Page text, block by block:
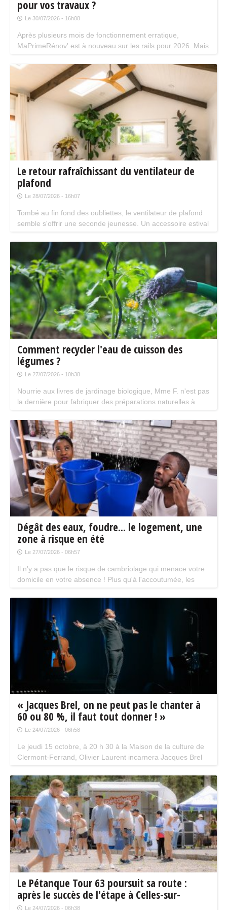
pour vos travaux ?
Le 30/07/2026 - 16h08
Après plusieurs mois de fonctionnement erratique,
MaPrimeRénov' est à nouveau sur les rails pour 2026. Mais
nombre de chantiers éligibles. Tour d'horizon.
Le retour rafraîchissant du ventilateur de
plafond
Le 28/07/2026 - 16h07
Tombé au fin fond des oubliettes, le ventilateur de plafond
semble s'offrir une seconde jeunesse. Un accessoire estival
trop de la chaleur...
Comment recycler l'eau de cuisson des
légumes ?
Le 27/07/2026 - 10h38
Nourrie aux livres de jardinage biologique, Mme F. n'est pas
la dernière pour fabriquer des préparations naturelles à
par ces techniques, elle s'est mise à récupérer l'eau de
cuisson de ses légumes.
Dégât des eaux, foudre... le logement, une
zone à risque en été
Le 27/07/2026 - 06h57
Il n'y a pas que le risque de cambriolage qui menace votre
domicile en votre absence ! Plus qu'à l'accoutumée, les
toutefois vous éviter de coûteuses réparations.
« Jacques Brel, on ne peut pas le chanter à
60 ou 80 %, il faut tout donner ! »
Le 24/07/2026 - 06h58
Le jeudi 15 octobre, à 20 h 30 à la Maison de la culture de
Clermont-Ferrand, Olivier Laurent incarnera Jacques Brel
musiciens formidables, dans « Brel ! Le Spectacle, La Vie
est Brel ». Entretien.
Le Pétanque Tour 63 poursuit sa route :
après le succès de l'étape à Celles-sur-
Durolle, rendez-vous à Billom vendredi, et à
Le 24/07/2026 - 06h38